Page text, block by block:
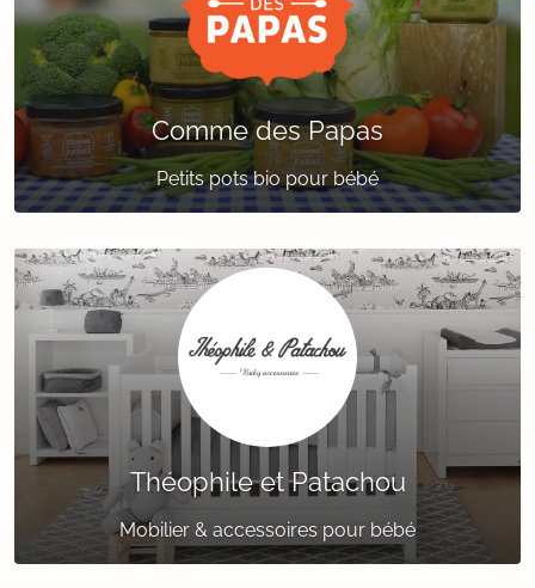
Comme des Papas
Petits pots bio pour bébé
Théophile et Patachou
Mobilier & accessoires pour bébé